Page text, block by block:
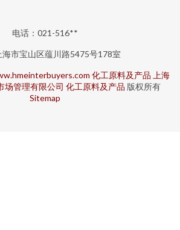
电话：021-516**
海市宝山区蕴川路5475号178室
化工原料及产品 上海
场管理有限公司 化工原料及产品 版权所有
Sitemap